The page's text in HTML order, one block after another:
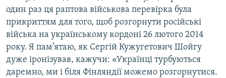
один раз ця раптова військова перевірка була
прикриттям для того, щоб розгорнути російські
війська на українському кордоні 26 лютого 2014
року. Я пам’ятаю, як Сергій Кужугетович Шойгу
дуже іронізував, кажучи: «Українці турбуються
даремно, ми і біля Фінляндії можемо розгорнутися.